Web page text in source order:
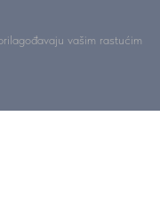
vašim rastućim